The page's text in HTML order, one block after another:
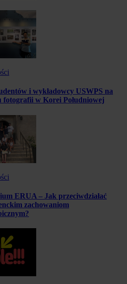
i wykładowcy USWPS na
fotografii w Korei Południowej
ERUA – Jak przeciwdziałać
zachowaniom